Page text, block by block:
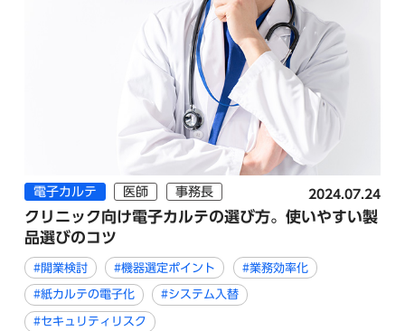
電子カルテ 医師 事務長 2024.07.24
クリニック向け電子カルテの選び方。使いやすい製
品選びのコツ
#開業検討 #機器選定ポイント #業務効率化
#紙カルテの電子化 #システム入替
#セキュリティリスク